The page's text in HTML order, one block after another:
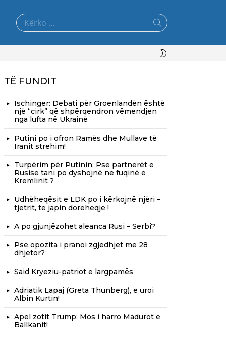
Search
for:
TË FUNDIT
Ischinger: Debati për Groenlandën është
një “cirk” që shpërqendron vëmendjen
nga lufta në Ukrainë
Putini po i ofron Ramës dhe Mullave të
Iranit strehim!
Turpërim për Putinin: Pse partnerët e
Rusisë tani po dyshojnë në fuqinë e
Kremlinit ?
Udhëheqësit e LDK po i kërkojnë njëri –
tjetrit, të japin dorëheqje !
A po gjunjëzohet aleanca Rusi – Serbi?
Pse opozita i pranoi zgjedhjet me 28
dhjetor?
Said Kryeziu-patriot e largpamës
Adriatik Lapaj (Greta Thunberg), e uroi
Albin Kurtin!
Apel zotit Trump: Mos i harro Madurot e
Ballkanit!